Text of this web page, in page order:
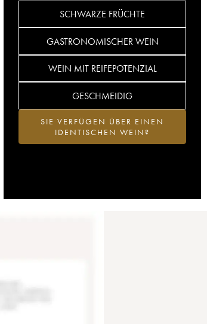
SCHWARZE FRÜCHTE
GASTRONOMISCHER WEIN
WEIN MIT REIFEPOTENZIAL
GESCHMEIDIG
SIE VERFÜGEN ÜBER EINEN
IDENTISCHEN WEIN?